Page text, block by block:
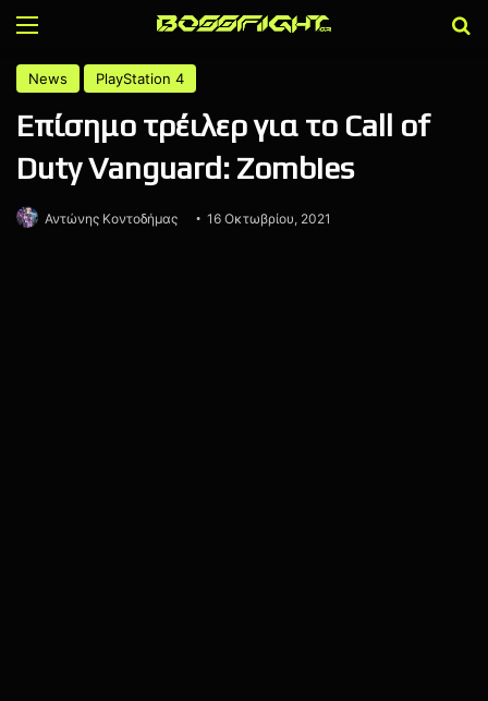
Menu
News PlayStation 4
Επίσημο τρέιλερ για το Call of
Duty Vanguard: Zombies
Αντώνης Κοντοδήμας 16 Οκτωβρίου, 2021